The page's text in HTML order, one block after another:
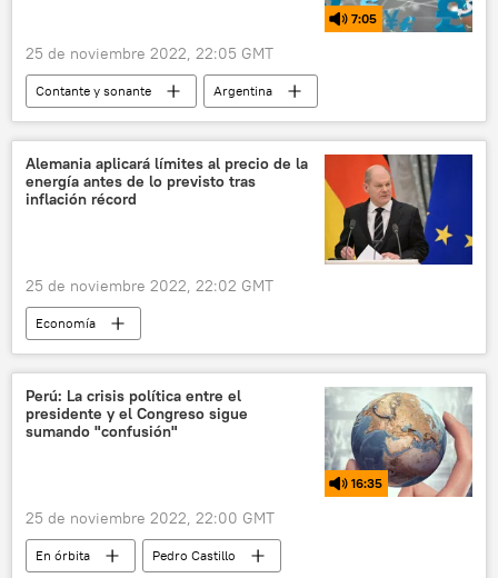
7:05
25 de noviembre 2022, 22:05 GMT
Contante y sonante
Argentina
inflación
salario mínimo salarios
Alemania aplicará límites al precio de la
energía antes de lo previsto tras
inflación récord
25 de noviembre 2022, 22:02 GMT
Economía
📰 Consecuencias económicas de las sanciones occidentales contra Rusia
Alemania
inflación
electricidad
Perú: La crisis política entre el
presidente y el Congreso sigue
sumando "confusión"
16:35
25 de noviembre 2022, 22:00 GMT
En órbita Pedro Castillo